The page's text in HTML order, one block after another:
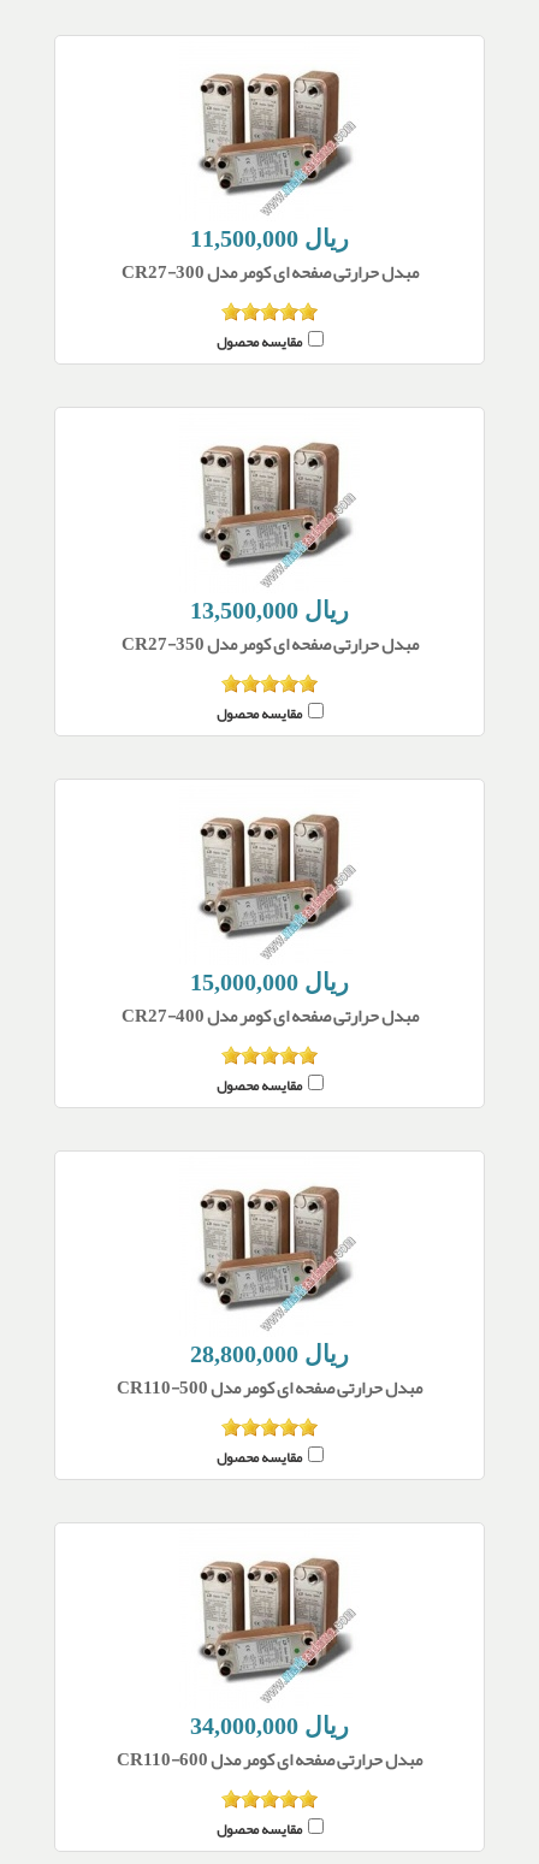
11,500,000 ریال
مبدل حرارتی صفحه ای کومر مدل CR27-300
مقایسه محصول
13,500,000 ریال
مبدل حرارتی صفحه ای کومر مدل CR27-350
مقایسه محصول
15,000,000 ریال
مبدل حرارتی صفحه ای کومر مدل CR27-400
مقایسه محصول
28,800,000 ریال
مبدل حرارتی صفحه ای کومر مدل CR110-500
مقایسه محصول
34,000,000 ریال
مبدل حرارتی صفحه ای کومر مدل CR110-600
مقایسه محصول